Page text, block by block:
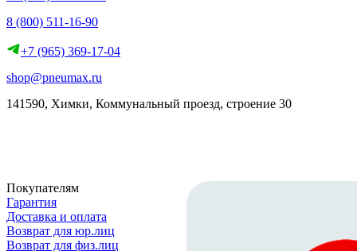
8 (800) 511-16-90
+7 (965) 369-17-04
shop@pneumax.ru
141590, Химки, Коммунальный проезд, строение 30
Покупателям
Гарантия
Доставка и оплата
Возврат для юр.лиц
Возврат для физ.лиц